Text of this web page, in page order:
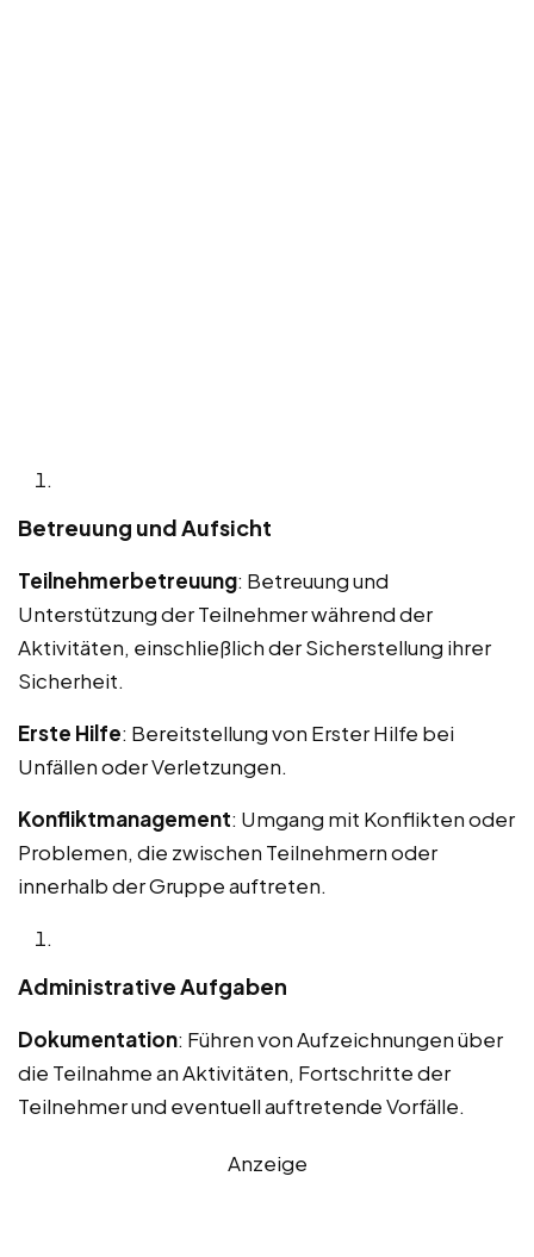
Betreuung und Aufsicht
Teilnehmerbetreuung: Betreuung und
Unterstützung der Teilnehmer während der
Aktivitäten, einschließlich der Sicherstellung ihrer
Sicherheit.
Erste Hilfe: Bereitstellung von Erster Hilfe bei
Unfällen oder Verletzungen.
Konfliktmanagement: Umgang mit Konflikten oder
Problemen, die zwischen Teilnehmern oder
innerhalb der Gruppe auftreten.
Administrative Aufgaben
Dokumentation: Führen von Aufzeichnungen über
die Teilnahme an Aktivitäten, Fortschritte der
Teilnehmer und eventuell auftretende Vorfälle.
Anzeige